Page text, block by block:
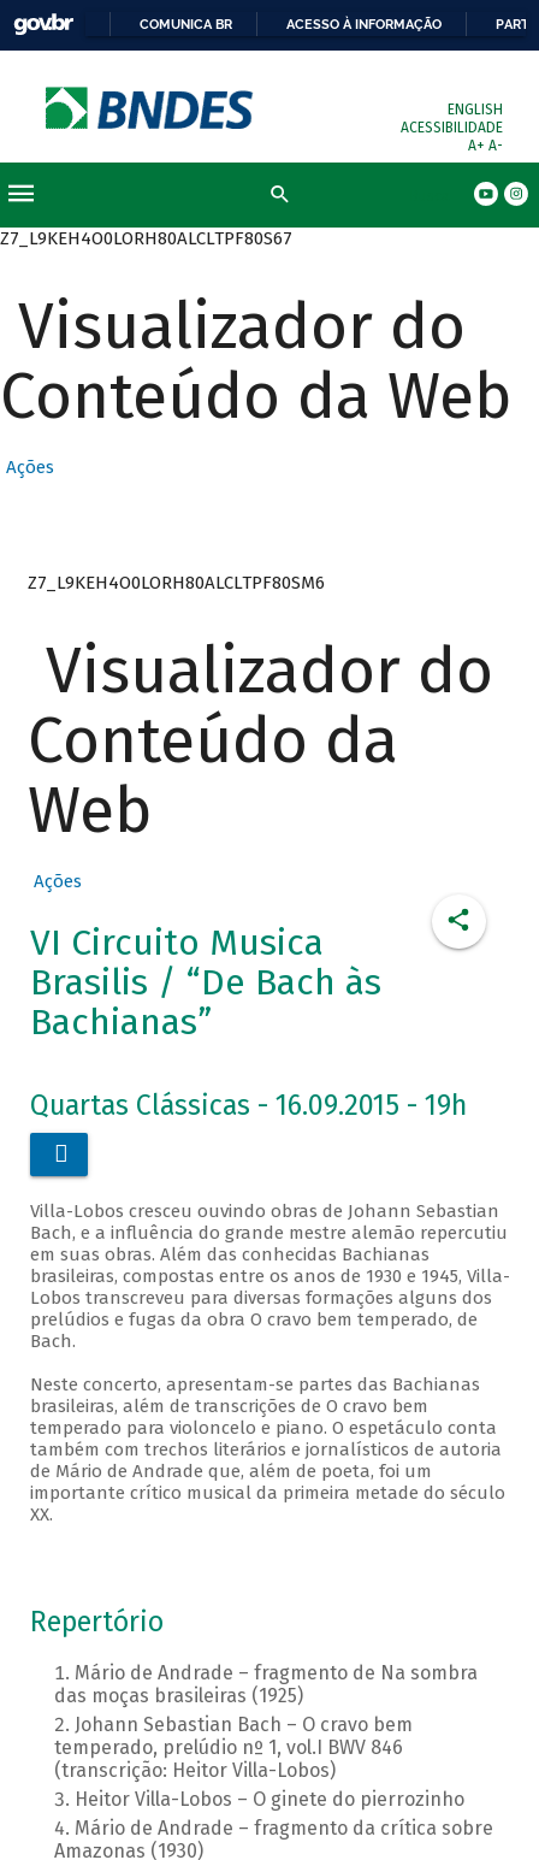
COMUNICA BR ACESSO À INFORMAÇÃO
ENGLISH
ACESSIBILIDADE
A+ A-
Z7_L9KEH4O0LORH80ALCLTPF80S67
Visualizador do
Conteúdo da Web
Ações
Z7_L9KEH4O0LORH80ALCLTPF80SM6
Visualizador do
Conteúdo da
Web
Ações
VI Circuito Musica
Brasilis / “De Bach às
Bachianas”
Quartas Clássicas - 16.09.2015 - 19h

Villa-Lobos cresceu ouvindo obras de Johann Sebastian
Bach, e a influência do grande mestre alemão repercutiu
em suas obras. Além das conhecidas Bachianas
brasileiras, compostas entre os anos de 1930 e 1945, Villa-
Lobos transcreveu para diversas formações alguns dos
prelúdios e fugas da obra O cravo bem temperado, de
Bach.
Neste concerto, apresentam-se partes das Bachianas
brasileiras, além de transcrições de O cravo bem
temperado para violoncelo e piano. O espetáculo conta
também com trechos literários e jornalísticos de autoria
de Mário de Andrade que, além de poeta, foi um
importante crítico musical da primeira metade do século
XX.
Repertório
Mário de Andrade – fragmento de Na sombra
das moças brasileiras (1925)
Johann Sebastian Bach – O cravo bem
temperado, prelúdio nº 1, vol.I BWV 846
(transcrição: Heitor Villa-Lobos)
Heitor Villa-Lobos – O ginete do pierrozinho
Mário de Andrade – fragmento da crítica sobre
Amazonas (1930)